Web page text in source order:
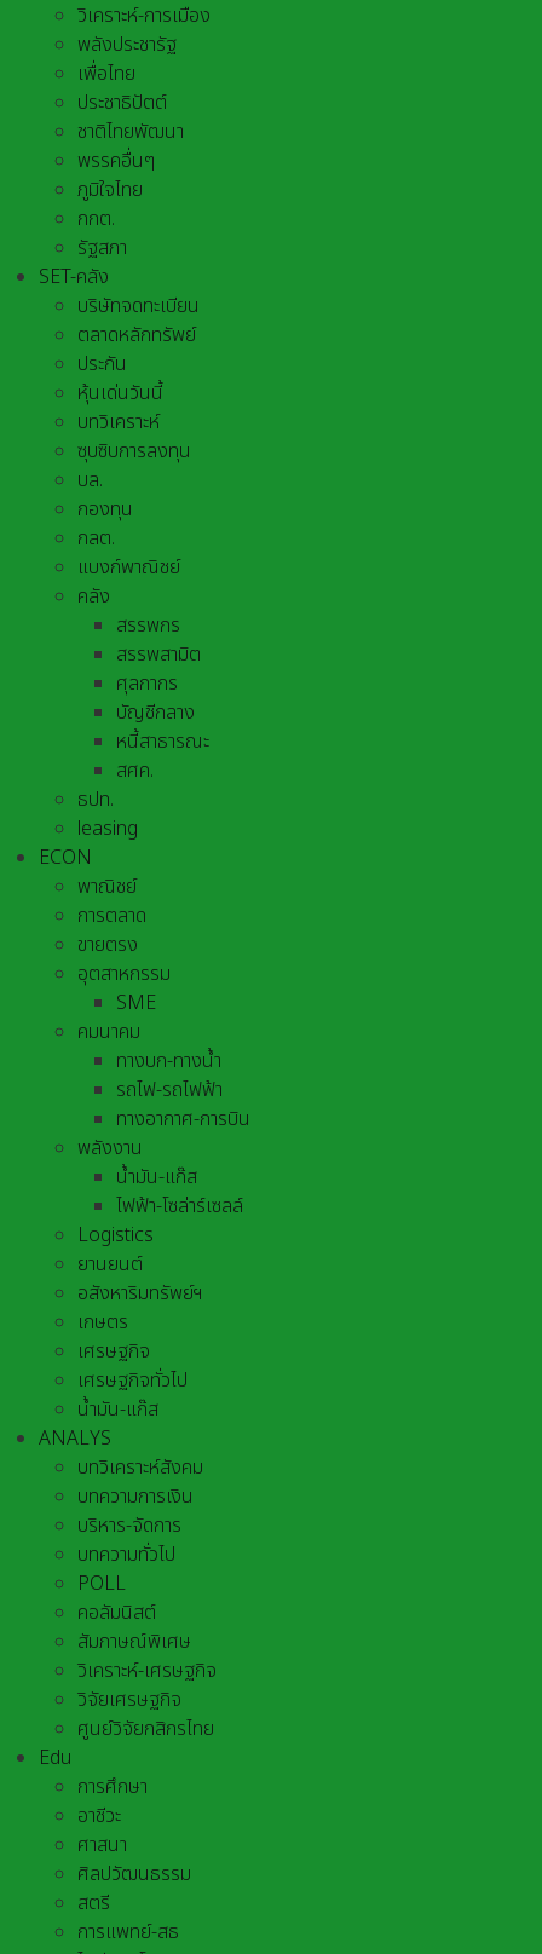
วิเคราะห์-การเมือง
พลังประชารัฐ
เพื่อไทย
ประชาธิปัตต์
ชาติไทยพัฒนา
พรรคอื่นๆ
ภูมิใจไทย
กกต.
รัฐสภา
SET-คลัง
บริษัทจดทะเบียน
ตลาดหลักทรัพย์
ประกัน
หุ้นเด่นวันนี้
บทวิเคราะห์
ซุบซิบการลงทุน
บล.
กองทุน
กลต.
แบงก์พาณิชย์
คลัง
สรรพกร
สรรพสามิต
ศุลกากร
บัญชีกลาง
หนี้สาธารณะ
สศค.
ธปท.
leasing
ECON
พาณิชย์
การตลาด
ขายตรง
อุตสาหกรรม
SME
คมนาคม
ทางบก-ทางน้ำ
รถไฟ-รถไฟฟ้า
ทางอากาศ-การบิน
พลังงาน
น้ำมัน-แก๊ส
ไฟฟ้า-โซล่าร์เซลล์
Logistics
ยานยนต์
อสังหาริมทรัพย์ฯ
เกษตร
เศรษฐกิจ
เศรษฐกิจทั่วไป
น้ำมัน-แก๊ส
ANALYS
บทวิเคราะห์สังคม
บทความการเงิน
บริหาร-จัดการ
บทความทั่วไป
POLL
คอลัมนิสต์
สัมภาษณ์พิเศษ
วิเคราะห์-เศรษฐกิจ
วิจัยเศรษฐกิจ
ศูนย์วิจัยกสิกรไทย
Edu
การศึกษา
อาชีวะ
ศาสนา
ศิลปวัฒนธรรม
สตรี
การแพทย์-สธ